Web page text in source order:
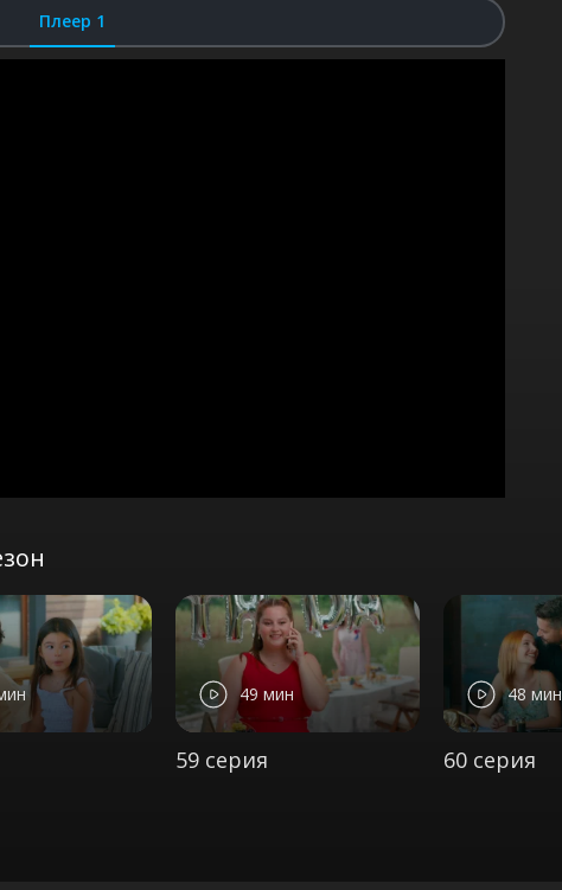
Плеер 1
49 мин
59 серия
48 мин
60 серия